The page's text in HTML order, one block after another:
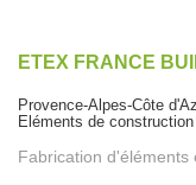
ETEX FRANCE
Provence-Alpes-Côte
Eléments de
Fabrication